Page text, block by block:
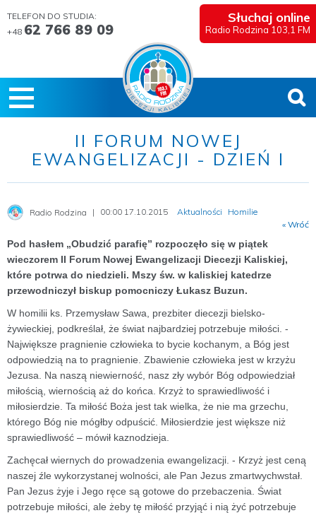
TELEFON DO STUDIA:
+48 62 766 89 09
Słuchaj online
Radio Rodzina 103,1 FM
II FORUM NOWEJ
EWANGELIZACJI - DZIEŃ I
Radio Rodzina 00:00 17.10.2015 Aktualności
Homilie
« Wróć
Pod hasłem „Obudzić parafię” rozpoczęło się w piątek
wieczorem II Forum Nowej Ewangelizacji Diecezji Kaliskiej,
które potrwa do niedzieli. Mszy św. w kaliskiej katedrze
przewodniczył biskup pomocniczy Łukasz Buzun.
W homilii ks. Przemysław Sawa, prezbiter diecezji bielsko-
żywieckiej, podkreślał, że świat najbardziej potrzebuje miłości. -
Największe pragnienie człowieka to bycie kochanym, a Bóg jest
odpowiedzią na to pragnienie. Zbawienie człowieka jest w krzyżu
Jezusa. Na naszą niewierność, nasz zły wybór Bóg odpowiedział
miłością, wiernością aż do końca. Krzyż to sprawiedliwość i
miłosierdzie. Ta miłość Boża jest tak wielka, że nie ma grzechu,
którego Bóg nie mógłby odpuścić. Miłosierdzie jest większe niż
sprawiedliwość – mówił kaznodzieja.
Zachęcał wiernych do prowadzenia ewangelizacji. - Krzyż jest ceną
naszej źle wykorzystanej wolności, ale Pan Jezus zmartwychwstał.
Pan Jezus żyje i Jego ręce są gotowe do przebaczenia. Świat
potrzebuje miłości, ale żeby tę miłość przyjąć i nią żyć potrzebuje